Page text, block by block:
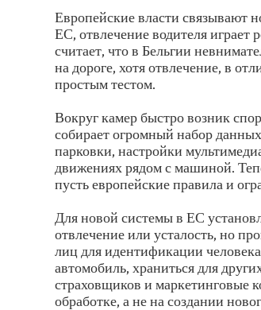
Европейские власти связывают
ЕС, отвлечение водителя
считает, что в Бельгии
на дороге, хотя отвлечение, в
простым тестом.
Вокруг камер быстро возник
собирает огромный набор
парковки, настройки
движениях рядом с машиной.
пусть европейские правила и
Для новой системы в ЕС
отвлечение или усталость, но
лиц для идентификации
автомобиль, храниться для
страховщиков и маркетинговые
обработке, а не на создании